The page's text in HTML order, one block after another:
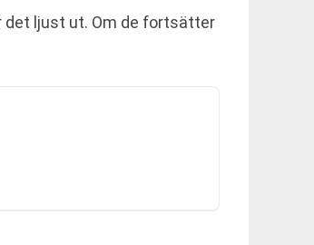
det ljust ut. Om de fortsätter